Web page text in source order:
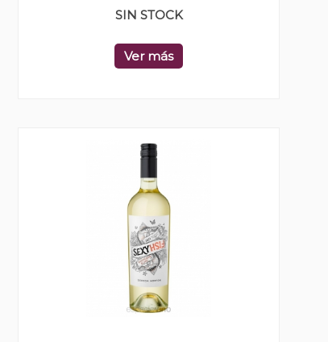
SIN STOCK
Ver más